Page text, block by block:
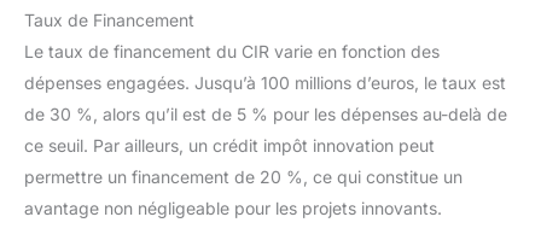
Taux de Financement
Le taux de financement du CIR varie en fonction des
dépenses engagées. Jusqu’à 100 millions d’euros, le taux est
de 30 %, alors qu’il est de 5 % pour les dépenses au-delà de
ce seuil. Par ailleurs, un crédit impôt innovation peut
permettre un financement de 20 %, ce qui constitue un
avantage non négligeable pour les projets innovants.